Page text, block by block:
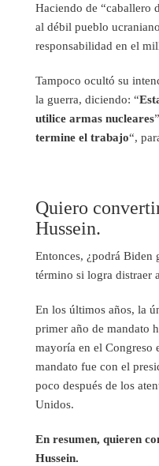
Haciendo de “caballero
al débil pueblo
responsabilidad en el
Tampoco ocultó su
la guerra, diciendo: “
utilice armas nucleares
termine el trabajo“,
Quiero
Hussein.
Entonces, ¿podrá Biden
término si logra distraer
En los últimos años, la
primer año de mandato
mayoría en el Congreso
mandato fue con el
poco después de los
Unidos.
En resumen, quieren
Hussein.